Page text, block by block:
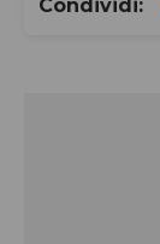
Condividi: